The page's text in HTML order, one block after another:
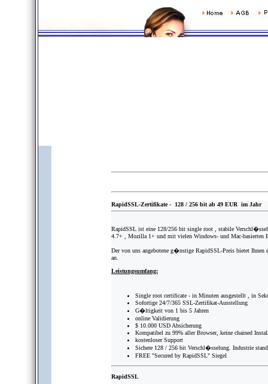
RapidSSL-Zertifikate - 128 / 256 bit ab 49 EUR im Jahr
RapidSSL ist eine 128/256 bit single root , stabile
4.7+ , Mozilla 1+ und mit vielen Windows- und Mac-basierten
Der von uns angebotene g�nstige RapidSSL-Preis bietet
an.
Leistungsumfang:
Single root certificate - in Minuten ausgestellt , in
Sofortige 24/7/365 SSL-Zertifikat-Ausstellung
G�ltigkeit von 1 bis 5 Jahren
online Validierung
$ 10.000 USD Absicherung
Kompatibel zu 99% aller Browser, keine chained
kostenloser Support
Sichere 128 / 256 bit Verschl�sselung. Industrie
FREE "Secured by RapidSSL" Siegel
RapidSSL